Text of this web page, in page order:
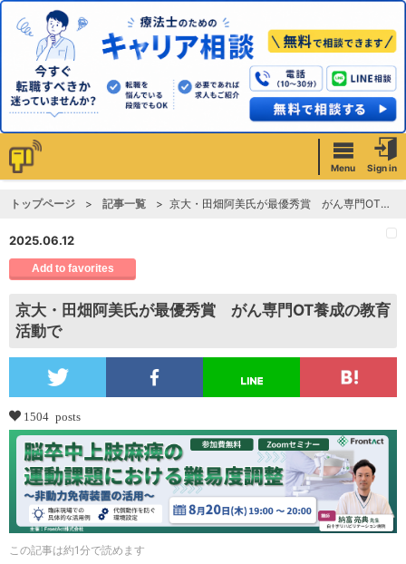
Menu Sign in
トップページ 記事一覧 京大・田畑阿美氏が最優秀賞 がん専門OT養成の教育活動で
2025.06.12
Add to favorites
京大・田畑阿美氏が最優秀賞 がん専門OT養成の教育
活動で
1504 posts
この記事は約1分で読めます